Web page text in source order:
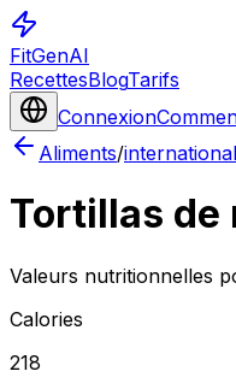
FitGenAI
RecettesBlogTarifs
Connexion
Aliments/international
Tortillas de
Valeurs nutritionnelles
Calories
218